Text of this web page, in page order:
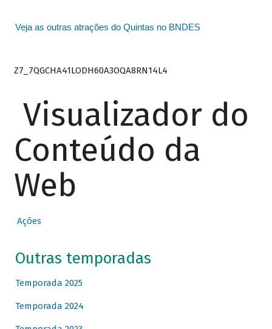
Veja as outras atrações do Quintas no BNDES
Z7_7QGCHA41LODH60A3OQA8RN14L4
Visualizador do
Conteúdo da
Web
Ações
Outras temporadas
Temporada 2025
Temporada 2024